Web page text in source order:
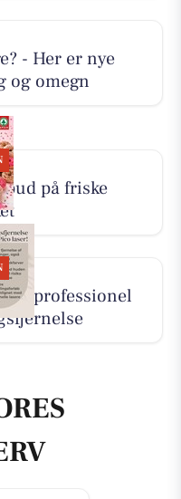
- Her er nye
og omegn
på friske
professionel